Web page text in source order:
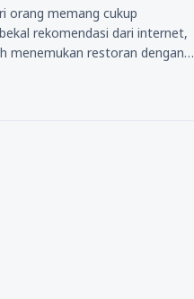
orang memang cukup
rekomendasi dari internet,
menemukan restoran dengan…